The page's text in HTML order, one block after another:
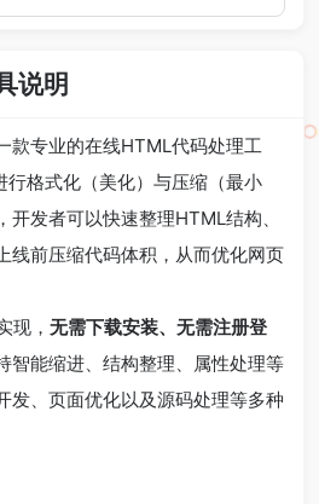
说明
款专业的在线HTML代码处理工
格式化（美化）与压缩（最小
发者可以快速整理HTML结构、
线前压缩代码体积，从而优化网页
现， 无需下载安装、无需注册登
智能缩进、结构整理、属性处理等
发、页面优化以及源码处理等多种